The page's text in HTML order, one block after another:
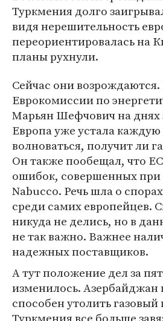
Туркмения долго
видя нерешительность
переориентировалась на
планы рухнули.
Сейчас они
Еврокомиссии по
Марьян Шефчович на днях
Европа уже устала
волноваться, получит ли
Он также пообещал, что
ошибок, совершенных при
Nabucco. Речь шла о
среди самих европейцев.
никуда не делись, но в
не так важно. Важнее
надежных поставщиков.
А тут положение дел за
изменилось.
способен утолить